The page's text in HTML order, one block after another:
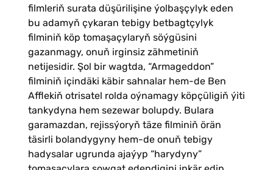
filmleriň surata düşürilişine ýolbaşçylyk eden
bu adamyň çykaran tebigy betbagtçylyk
filminiň köp tomaşaçylaryň söýgüsini
gazanmagy, onuň irginsiz zähmetiniň
netijesidir. Şol bir wagtda, “Armageddon”
filminiň içindäki käbir sahnalar hem-de Ben
Afflekiň otrisatel rolda oýnamagy köpçüligiň ýiti
tankydyna hem sezewar bolupdy. Bulara
garamazdan, rejissýoryň täze filminiň örän
täsirli bolandygyny hem-de onuň tebigy
hadysalar ugrunda ajaýyp “harydyny”